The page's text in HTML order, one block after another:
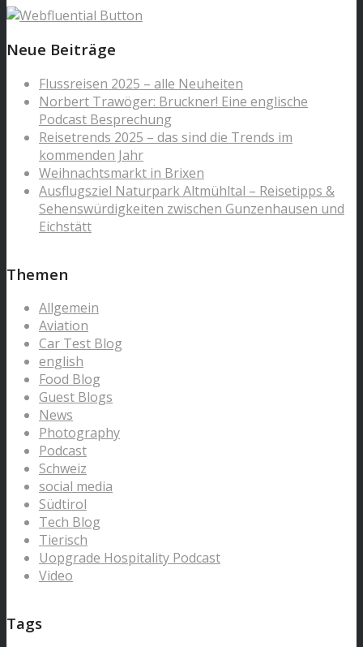
Neue Beiträge
Flussreisen 2025 – alle Neuheiten
Norbert Trawöger: Bruckner! Eine englische
Podcast Besprechung
Reisetrends 2025 – das sind die Trends im
kommenden Jahr
Weihnachtsmarkt in Brixen
Ausflugsziel Naturpark Altmühltal – Reisetipps &
Sehenswürdigkeiten zwischen Gunzenhausen und
Eichstätt
Themen
Allgemein
Aviation
Car Test Blog
english
Food Blog
Guest Blogs
News
Photography
Podcast
Schweiz
social media
Südtirol
Tech Blog
Tierisch
Uopgrade Hospitality Podcast
Video
Tags